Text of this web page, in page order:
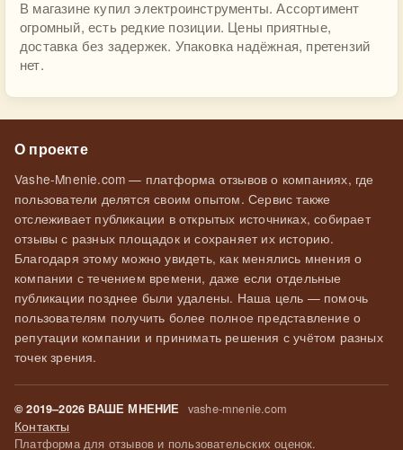
В магазине купил электроинструменты. Ассортимент
огромный, есть редкие позиции. Цены приятные,
доставка без задержек. Упаковка надёжная, претензий
нет.
О проекте
Vashe-Mnenie.com — платформа отзывов о компаниях, где
пользователи делятся своим опытом. Сервис также
отслеживает публикации в открытых источниках, собирает
отзывы с разных площадок и сохраняет их историю.
Благодаря этому можно увидеть, как менялись мнения о
компании с течением времени, даже если отдельные
публикации позднее были удалены. Наша цель — помочь
пользователям получить более полное представление о
репутации компании и принимать решения с учётом разных
точек зрения.
© 2019–2026 ВАШЕ МНЕНИЕ vashe-mnenie.com
Контакты
Платформа для отзывов и пользовательских оценок.